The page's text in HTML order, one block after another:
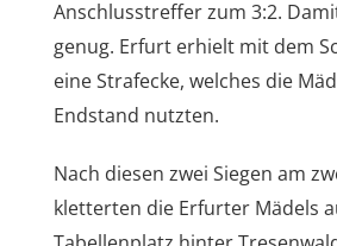
Anschlusstreffer zum 3:2.
genug. Erfurt erhielt mit dem
eine Strafecke, welches die
Endstand nutzten.
Nach diesen zwei Siegen am
kletterten die Erfurter Mädels